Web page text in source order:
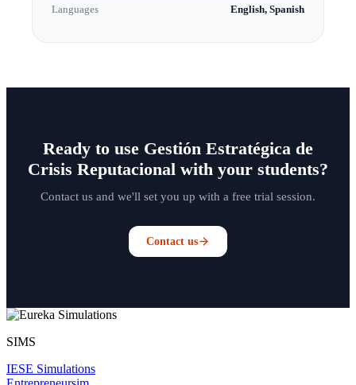
Languages English, Spanish
Ready to use Gestión Estratégica de
Crisis Reputacional with your students?
Contact us and we'll set you up with a free trial session.
Contact us
SIMS
IESE Simulations